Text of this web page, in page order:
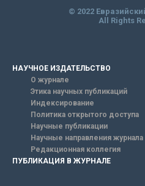
© 2022
All Rights
НАУЧНОЕ ИЗДАТЕЛЬСТВО
О журнале
Этика научных публикаций
Индексирование
Политика открытого доступа
Научные публикации
Научные направления журнала
Редакционная коллегия
ПУБЛИКАЦИЯ В ЖУРНАЛЕ